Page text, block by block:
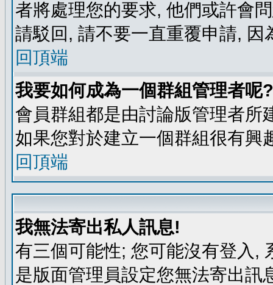
者將處理您的要求, 他們或許會
請駁回, 請不要一直重覆申請, 因
回頂端
我要如何成為一個群組管理者呢?
會員群組都是由討論版管理者所
如果您對於建立一個群組很有興
回頂端
我無法寄出私人訊息!
有三個可能性; 您可能沒有登入,
是版面管理員設定您無法寄出訊